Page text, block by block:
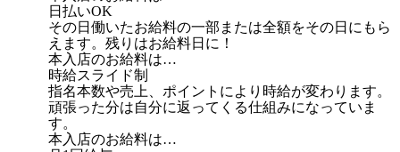
日払いOK
その日働いたお給料の一部または全額をその日にもら
えます。残りはお給料日に！
本入店のお給料は…
時給スライド制
指名本数や売上、ポイントにより時給が変わります。
頑張った分は自分に返ってくる仕組みになっていま
す。
本入店のお給料は…